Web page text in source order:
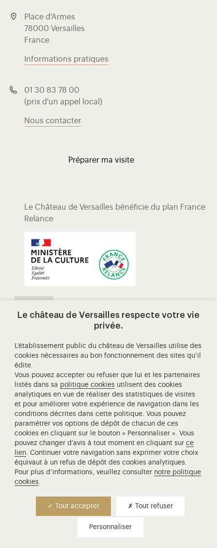
Place d'Armes
78000 Versailles
France
Informations pratiques
01 30 83 78 00
(prix d'un appel local)
Nous contacter
Préparer ma visite
Le Château de Versailles bénéficie du plan France
Relance
Abonnez-vous à notre newsletter
Recevez tous les mois les dernières nouvelles du château de
Versailles pour ne rien manquer des événements en cours et
à venir.
S’inscrire
Le château de Versailles respecte votre vie
privée.
L’établissement public du château de Versailles utilise des
cookies nécessaires au bon fonctionnement des sites qu’il
édite.
Vous pouvez accepter ou refuser que lui et les partenaires
listés dans sa politique cookies utilisent des cookies
analytiques en vue de réaliser des statistiques de visites
et pour améliorer votre expérience de navigation dans les
conditions décrites dans cette politique. Vous pouvez
paramétrer vos options de dépôt de chacun de ces
cookies en cliquant sur le bouton « Personnaliser ». Vous
pouvez changer d’avis à tout moment en cliquant surce
lien. Continuer votre navigation sans exprimer votre choix
équivaut à un refus de dépôt des cookies analytiques.
Pour plus d’informations, veuillez consulter notre politique
cookies.
Tout accepter Tout refuser
Personnaliser